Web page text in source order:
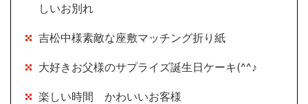
しいお別れ
吉松中様素敵な座敷マッチング折り紙
大好きお父様のサプライズ誕生日ケーキ(^^♪
楽しい時間 かわいいお客様